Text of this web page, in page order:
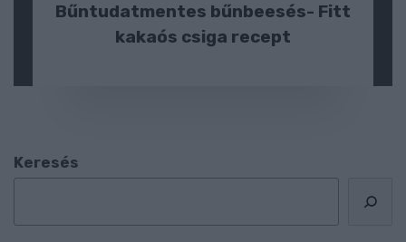
Bűntudatmentes bűnbeesés- Fitt
kakaós csiga recept
Keresés